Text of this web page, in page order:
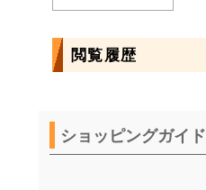
閲覧履歴
ショッピングガイド